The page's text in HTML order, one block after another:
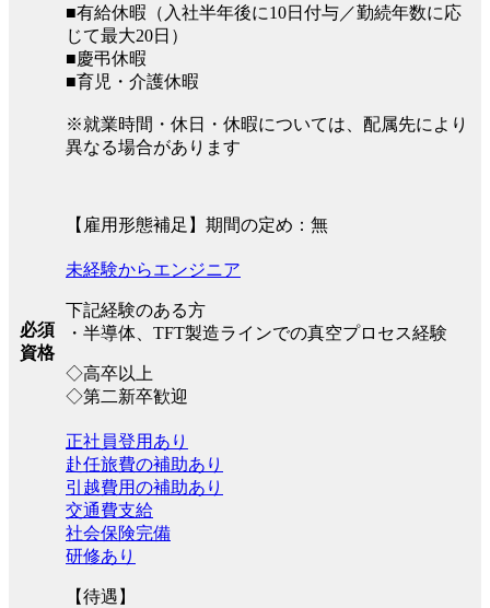
■有給休暇（入社半年後に10日付与／勤続年数に応
じて最大20日）
■慶弔休暇
■育児・介護休暇
※就業時間・休日・休暇については、配属先により
異なる場合があります
【雇用形態補足】期間の定め：無
必須
資格
未経験からエンジニア
下記経験のある方
・半導体、TFT製造ラインでの真空プロセス経験
◇高卒以上
◇第二新卒歓迎
正社員登用あり
赴任旅費の補助あり
引越費用の補助あり
交通費支給
社会保険完備
研修あり
【待遇】